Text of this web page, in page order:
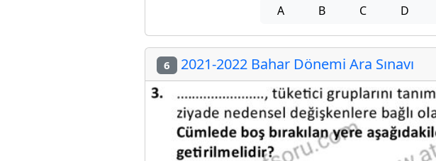
A B C D
6 2021-2022 Bahar Dönemi Ara Sınavı